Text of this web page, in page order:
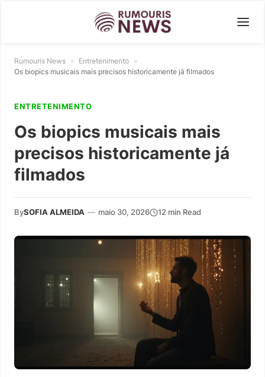
Rumouris News » Entretenimento »
Os biopics musicais mais precisos historicamente já filmados
ENTRETENIMENTO
Os biopics musicais mais
precisos historicamente já
filmados
BySOFIA ALMEIDA — maio 30, 2026 12 min Read